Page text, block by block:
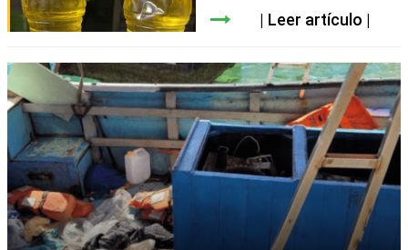
Leer artículo